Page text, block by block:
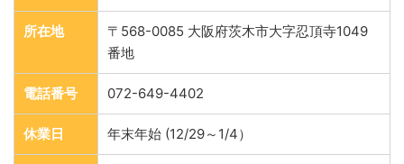
所在地
〒568-0085 大阪府茨木市大字忍頂寺1049
番地
電話番号 072-649-4402
休業日 年末年始 (12/29～1/4）